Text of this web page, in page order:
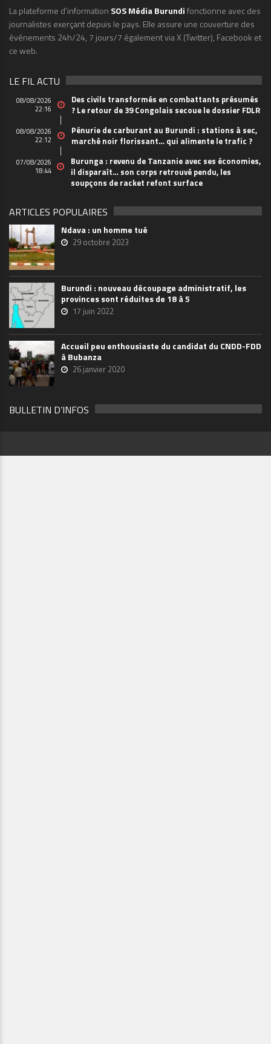
La plateforme d’information SOS Média Burundifonctionne avec des
journalistes exerçant depuis le pays. Elle assure une couverture des
événements 24h/24, 7 jours/7 également via X (Twitter), Facebook et
ce web.
LE FIL ACTU
08/08/2026
22:16
Des civils transformés en combattants présumés
? Le retour de 39 Congolais secoue le dossier FDLR
08/08/2026
22:12
Pénurie de carburant au Burundi : stations à sec,
marché noir florissant… qui alimente le trafic ?
07/08/2026
18:44
Burunga : revenu de Tanzanie avec ses économies,
il disparaît… son corps retrouvé pendu, les
soupçons de racket refont surface
ARTICLES POPULAIRES
Ndava : un homme tué
29 octobre 2023
Burundi : nouveau découpage administratif, les
provinces sont réduites de 18 à 5
17 juin 2022
Accueil peu enthousiaste du candidat du CNDD-FDD
à Bubanza
26 janvier 2020
BULLETIN D’INFOS